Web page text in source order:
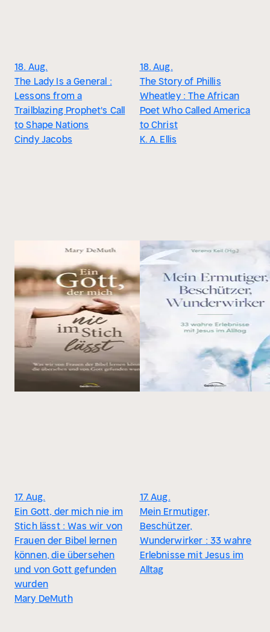
18. Aug.
The Lady Is a General :
Lessons from a
Trailblazing Prophet's Call
to Shape Nations
Cindy Jacobs
18. Aug.
The Story of Phillis
Wheatley : The African
Poet Who Called America
to Christ
K. A. Ellis
17. Aug.
Ein Gott, der mich nie im
Stich lässt : Was wir von
Frauen der Bibel lernen
können, die übersehen
und von Gott gefunden
wurden
Mary DeMuth
17. Aug.
Mein Ermutiger,
Beschützer,
Wunderwirker : 33 wahre
Erlebnisse mit Jesus im
Alltag